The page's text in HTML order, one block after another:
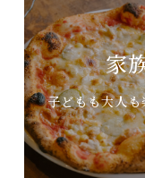
家
子どもも大人